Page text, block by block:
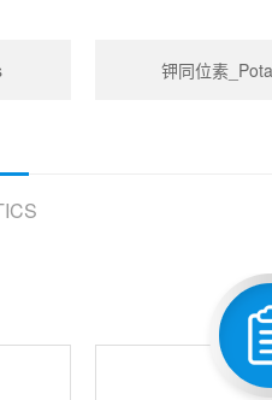
钾同位素